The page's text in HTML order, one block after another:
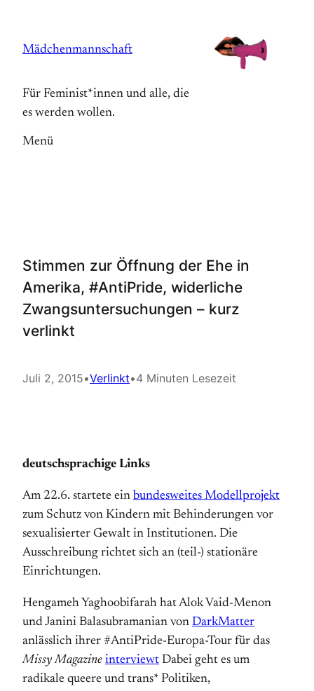
springen
Mädchenmannschaft
Für Feminist*innen und alle, die
es werden wollen.
Menü
Stimmen zur Öffnung der Ehe in
Amerika, #AntiPride, widerliche
Zwangsuntersuchungen – kurz
verlinkt
Juli 2, 2015•Verlinkt•4 Minuten Lesezeit
deutschsprachige Links
Am 22.6. startete ein bundesweites Modellprojekt
zum Schutz von Kindern mit Behinderungen vor
sexualisierter Gewalt in Institutionen. Die
Ausschreibung richtet sich an (teil-) stationäre
Einrichtungen.
Hengameh Yaghoobifarah hat Alok Vaid-Menon
und Janini Balasubramanian von DarkMatter
anlässlich ihrer #AntiPride-Europa-Tour für das
Missy Magazine interviewt Dabei geht es um
radikale queere und trans* Politiken,